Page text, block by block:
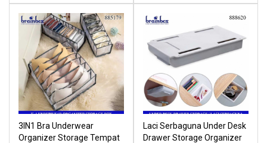
3IN1 Bra Underwear
Organizer Storage Tempat
Laci Serbaguna Under Desk
Drawer Storage Organizer